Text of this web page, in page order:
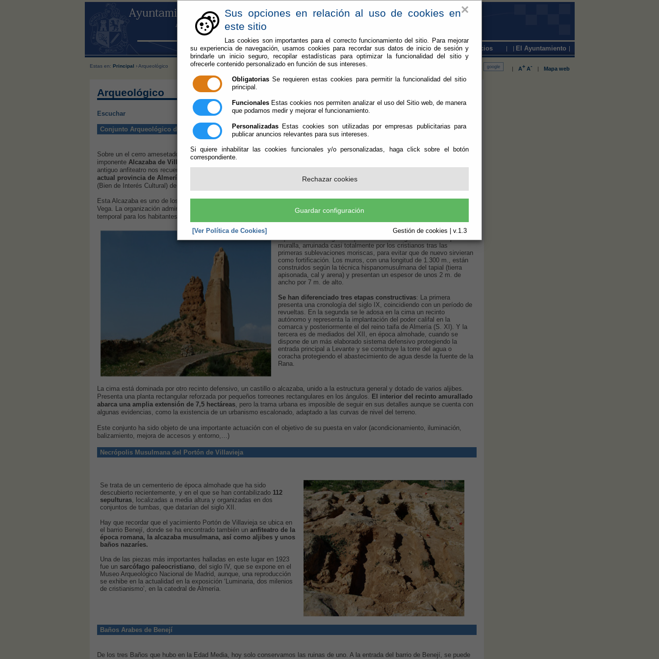
×
Sus opciones en relación al uso de cookies en
este sitio
Las cookies son importantes para el correcto funcionamiento del sitio. Para mejorar
su experiencia de navegación, usamos cookies para recordar sus datos de inicio de sesión y
brindarle un inicio seguro, recopilar estadísticas para optimizar la funcionalidad del sitio y
ofrecerle contenido personalizado en función de sus intereses.
Obligatorias Se requieren estas cookies para permitir la funcionalidad del sitio
principal.
Funcionales Estas cookies nos permiten analizar el uso del Sitio web, de manera
que podamos medir y mejorar el funcionamiento.
Personalizadas Estas cookies son utilizadas por empresas publicitarias para
publicar anuncios relevantes para sus intereses.
Si quiere inhabilitar las cookies funcionales y/o personalizadas, haga click sobre el botón
correspondiente.
Rechazar cookies
Guardar configuración
[Ver Política de Cookies] Gestión de cookies | v.1.3
Vive en Berja Conoce Berja Servicios El Ayuntamiento
Estas en: Principal › Arqueológico | A+ A- | Mapa web
Arqueológico
Escuchar
Conjunto Arqueológico de Villavieja
Sobre un el cerro amesetado, a unos 3 km. al Suroeste de Berja y dominando la barriada de Benejí, se levantan los restos de la
imponente Alcazaba de Villavieja
como un observatorio privilegiado de la vega virgitana. A sus pies las escasas huellas de un
antiguo anfiteatro nos recuerdan el poblamiento romano de la zona. Estamos hablando de la
actual provincia de Almería y uno de los siete anfiteatros romanos de Andalucía; de hecho, constituyen uno de los pocos B.I.C.
(Bien de Interés Cultural) de la zona, desde 1.987.
Esta Alcazaba es uno de los pocos restos de la Berja islámica, formada por un conjunto de alquerías o barriadas dispersas por la
Vega. La organización administrativa de este distrito alpujarreño se diseña en torno a una fortaleza (la Alcazaba) sirviendo de refugio
temporal para los habitantes de los núcleos de población cercanos.
muralla, arruinada casi totalmente por los cristianos tras las
primeras sublevaciones moriscas, para evitar que de nuevo sirvieran
como fortificación. Los muros, con una longitud de 1.300 m., están
construidos según la técnica hispanomusulmana del tapial (tierra
apisonada, cal y arena) y presentan un espesor de unos 2 m. de
ancho por 7 m. de alto.
Se han diferenciado tres etapas constructivas: La primera
presenta una cronología del siglo IX, coincidiendo con un período de
revueltas. En la segunda se le adosa en la cima un recinto
autónomo y representa la implantación del poder califal en la
comarca y posteriormente el del reino taifa de Almería (S. XI). Y la
tercera es de mediados del XII, en época almohade, cuando se
dispone de un más elaborado sistema defensivo protegiendo la
entrada principal a Levante y se construye la torre del agua o
coracha protegiendo el abastecimiento de agua desde la fuente de la
Rana.
La cima está dominada por otro recinto defensivo, un castillo o alcazaba, unido a la estructura general y dotado de varios aljibes.
Presenta una planta rectangular reforzada por pequeños torreones rectangulares en los ángulos. El interior del recinto amurallado
abarca una amplia extensión de 7,5 hectáreas, pero la trama urbana es imposible de seguir en sus detalles aunque se cuenta con
algunas evidencias, como la existencia de un urbanismo escalonado, adaptado a las curvas de nivel del terreno.
Este conjunto ha sido objeto de una importante actuación con el objetivo de su puesta en valor (acondicionamiento, iluminación,
balizamiento, mejora de accesos y entorno,…)
Necrópolis Musulmana del Portón de Villavieja
Se trata de un cementerio de época almohade que ha sido
descubierto recientemente, y en el que se han contabilizado 112
sepulturas, localizadas a media altura y organizadas en dos
conjuntos de tumbas, que datarían del siglo XII.
Hay que recordar que el yacimiento Portón de Villavieja se ubica en
el barrio Benejí, donde se ha encontrado también un anfiteatro de la
época romana, la alcazaba musulmana, así como aljibes y unos
baños nazaríes.
Una de las piezas más importantes halladas en este lugar en 1923
fue un sarcófago paleocristiano, del siglo IV, que se expone en el
Museo Arqueológico Nacional de Madrid, aunque, una reproducción
se exhibe en la actualidad en la exposición ‘Luminaria, dos milenios
de cristianismo’, en la catedral de Almería.
Baños Arabes de Benejí
De los tres Baños que hubo en la Edad Media, hoy solo conservamos las ruinas de uno. A la entrada del barrio de Benejí, se puede